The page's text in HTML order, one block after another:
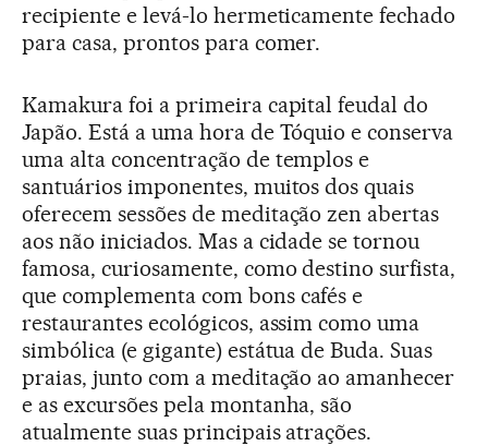
recipiente e levá-lo hermeticamente fechado
para casa, prontos para comer.
Kamakura foi a primeira capital feudal do
Japão. Está a uma hora de Tóquio e conserva
uma alta concentração de templos e
santuários imponentes, muitos dos quais
oferecem sessões de meditação zen abertas
aos não iniciados. Mas a cidade se tornou
famosa, curiosamente, como destino surfista,
que complementa com bons cafés e
restaurantes ecológicos, assim como uma
simbólica (e gigante) estátua de Buda. Suas
praias, junto com a meditação ao amanhecer
e as excursões pela montanha, são
atualmente suas principais atrações.